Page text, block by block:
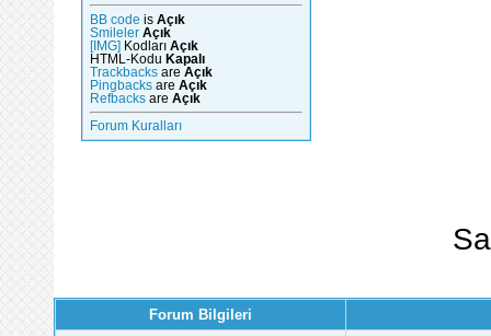
BB code is Açık
Smileler Açık
[IMG] Kodları Açık
HTML-Kodu Kapalı
Trackbacks are Açık
Pingbacks are Açık
Refbacks are Açık
Forum Kuralları
Forum Bilgileri